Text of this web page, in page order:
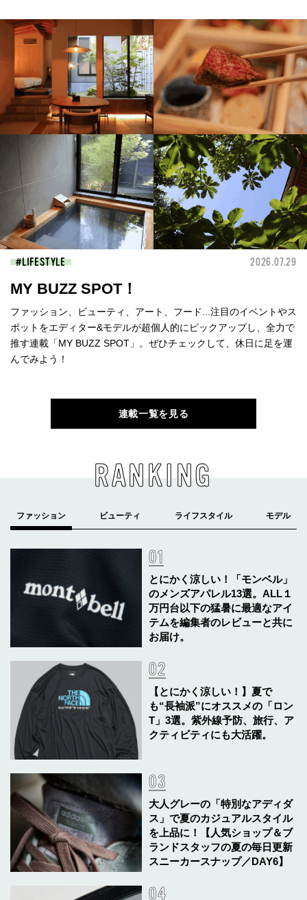
LIFESTYLE 2026.07.29
MY BUZZ SPOT！
ファッション、ビューティ、アート、フード...注目のイベントやス
ポットをエディター&モデルが超個人的にピックアップし、全力で
推す連載「MY BUZZ SPOT」。ぜひチェックして、休日に足を運
んでみよう！
連載一覧を見る
RANKING
とにかく涼しい！「モンベル」
のメンズアパレル13選。ALL１
万円台以下の猛暑に最適なアイ
テムを編集者のレビューと共に
お届け。
【とにかく涼しい！】夏で
も“長袖派”にオススメの「ロン
T」3選。紫外線予防、旅行、ア
クティビティにも大活躍。
大人グレーの「特別なアディダ
ス」で夏のカジュアルスタイル
を上品に！【人気ショップ＆ブ
ランドスタッフの夏の毎日更新
スニーカースナップ／DAY6】